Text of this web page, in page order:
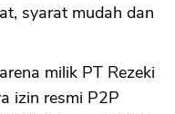
syarat mudah dan
milik PT Rezeki
izin resmi P2P